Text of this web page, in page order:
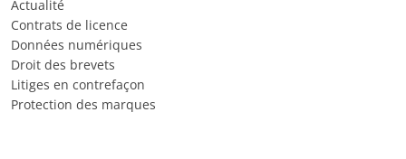
Actualité
Contrats de licence
Données numériques
Droit des brevets
Litiges en contrefaçon
Protection des marques